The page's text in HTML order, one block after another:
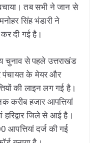
तब सभी ने जान से
सिंह भंडारी ने
दी गई है।
से पहले उत्तराखंड
पंचायत के मेयर और
की लाइन लग गई है।
करीब हजार आपत्तियां
हरिद्वार जिले से आई है।
आपत्तियां दर्ज की गई